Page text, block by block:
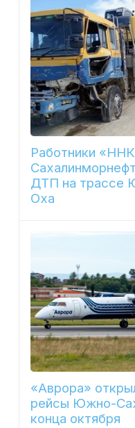
Работники
ДТП на трассе
Оха
«Аврора»
рейсы Южно-
конца октября